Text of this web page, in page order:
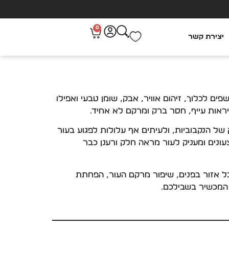
יצירת קשר
0
לכלוך, זיהום אוויר, אבק, שומן טבעי ואפילו
עייף, חסר ברק ומרקם לא אחיד.
של הנקבוביות, ולעיתים אף עלולות לפגוע בעור
ומעניק לעור מראה חלק ורענן כבר
אזור בפנים, שיפור מרקם העור, הפחתת
המכשיר בשבילכם.